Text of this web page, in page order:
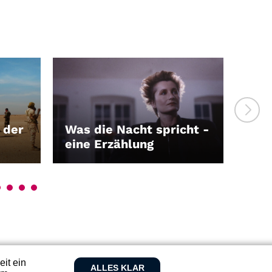
ein
ALLES KLAR
der
Was die Nacht spricht -
eine Erzählung
LEIHEN